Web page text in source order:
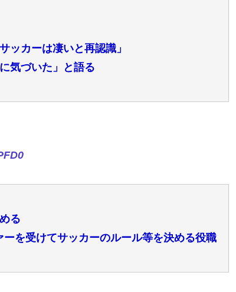
ッカーは凄いと再認識」
気づいた」と語る
る
を受けてサッカーのルール等を決める役職